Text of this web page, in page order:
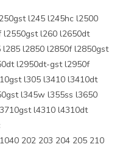
l245 l245hc l2500
l260 l2650dt
l2850 l2850f l2850gst
l2950dt-gst l2950f
l305 l3410 l3410dt
l345w l355ss l3650
l4310 l4310dt
202 203 204 205 210